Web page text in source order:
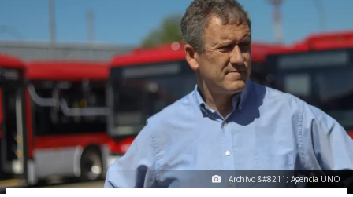
Archivo &#8211; Agencia UNO